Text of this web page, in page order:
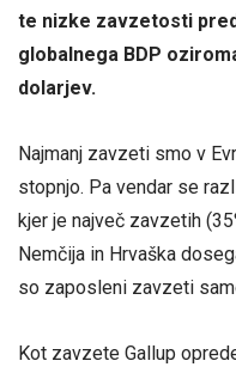
te nizke zavzetosti
globalnega BDP
dolarjev.
Najmanj zavzeti smo v
stopnjo. Pa vendar se
kjer je največ zavzetih
Nemčija in Hrvaška
so zaposleni zavzeti
Kot zavzete Gallup